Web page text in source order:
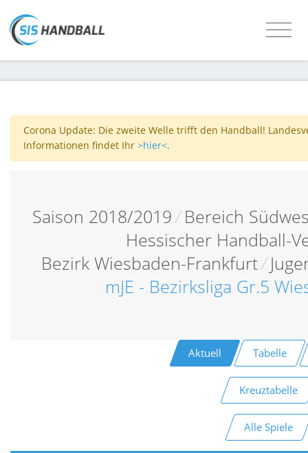
Corona Update: Die zweite Welle trifft den Handball!
Informationen findet Ihr >hier<.
Saison 2018/2019/ Bereich
Hessischer Handball-
Bezirk Wiesbaden-Frankfurt/
mJE - Bezirksliga Gr.5
Aktuell Tabelle
Kreuztabelle
Alle Spiele